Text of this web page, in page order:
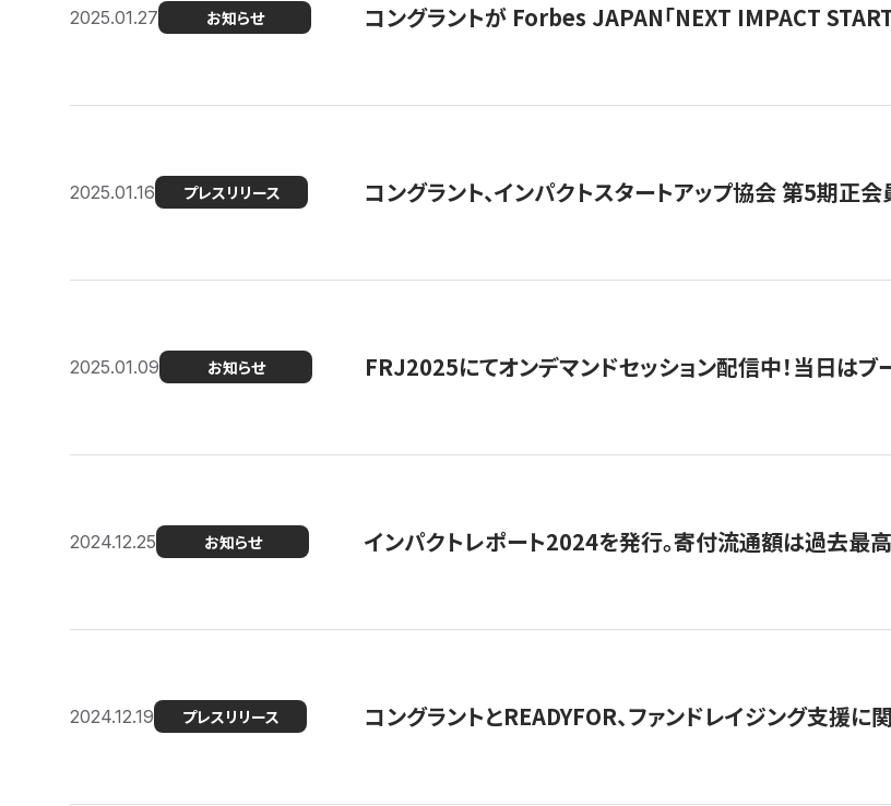
2025.01.27 お知らせ コングラントが Forbes JAPAN「NEXT IMPACT
2025.01.16 プレスリリース コングラント、インパクトスタートアップ協会 第5期正
2025.01.09 お知らせ FRJ2025にてオンデマンドセッション配信中！当日はブ
2024.12.25 お知らせ インパクトレポート2024を発行。寄付流通額は過去最
2024.12.19 プレスリリース コングラントとREADYFOR、ファンドレイジング支援